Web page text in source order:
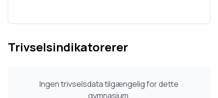
Trivselsindikatorerer
Ingen trivselsdata tilgængelig for dette
gymnasium.